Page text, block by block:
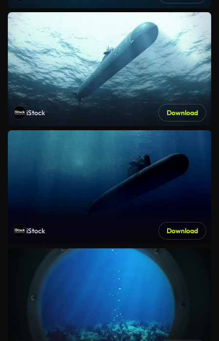
iStock Download
iStock Download